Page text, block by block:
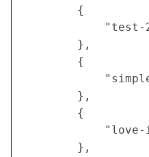
        {
"test-
        },
        {
        },
        {
"love-
        },